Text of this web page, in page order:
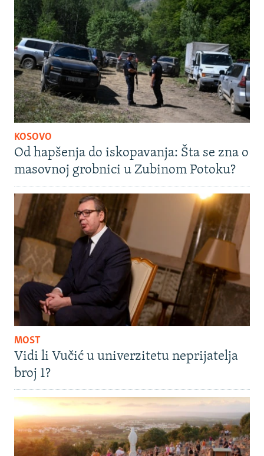
KOSOVO
Od hapšenja do iskopavanja: Šta se zna o
masovnoj grobnici u Zubinom Potoku?
MOST
Vidi li Vučić u univerzitetu neprijatelja
broj 1?